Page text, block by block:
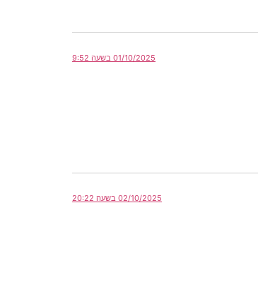
01/10/2025 בשעה 9:52
02/10/2025 בשעה 20:22